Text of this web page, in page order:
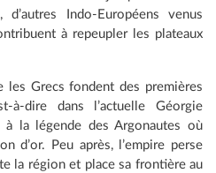
Indo-Européens venus
à repeupler les plateaux
les Grecs fondent des premières
à-dire dans l’actuelle Géorgie
à la légende des Argonautes où
d’or. Peu après, l’empire perse
la région et place sa frontière au